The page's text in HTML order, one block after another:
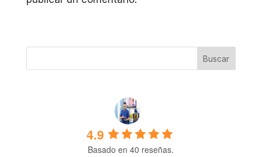
4.9
Basado en 40 reseñas.